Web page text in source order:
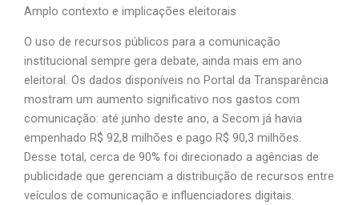
Amplo contexto e implicações eleitorais
O uso de recursos públicos para a comunicação
institucional sempre gera debate, ainda mais em ano
eleitoral. Os dados disponíveis no Portal da Transparência
mostram um aumento significativo nos gastos com
comunicação: até junho deste ano, a Secom já havia
empenhado R$ 92,8 milhões e pago R$ 90,3 milhões.
Desse total, cerca de 90% foi direcionado a agências de
publicidade que gerenciam a distribuição de recursos entre
veículos de comunicação e influenciadores digitais.